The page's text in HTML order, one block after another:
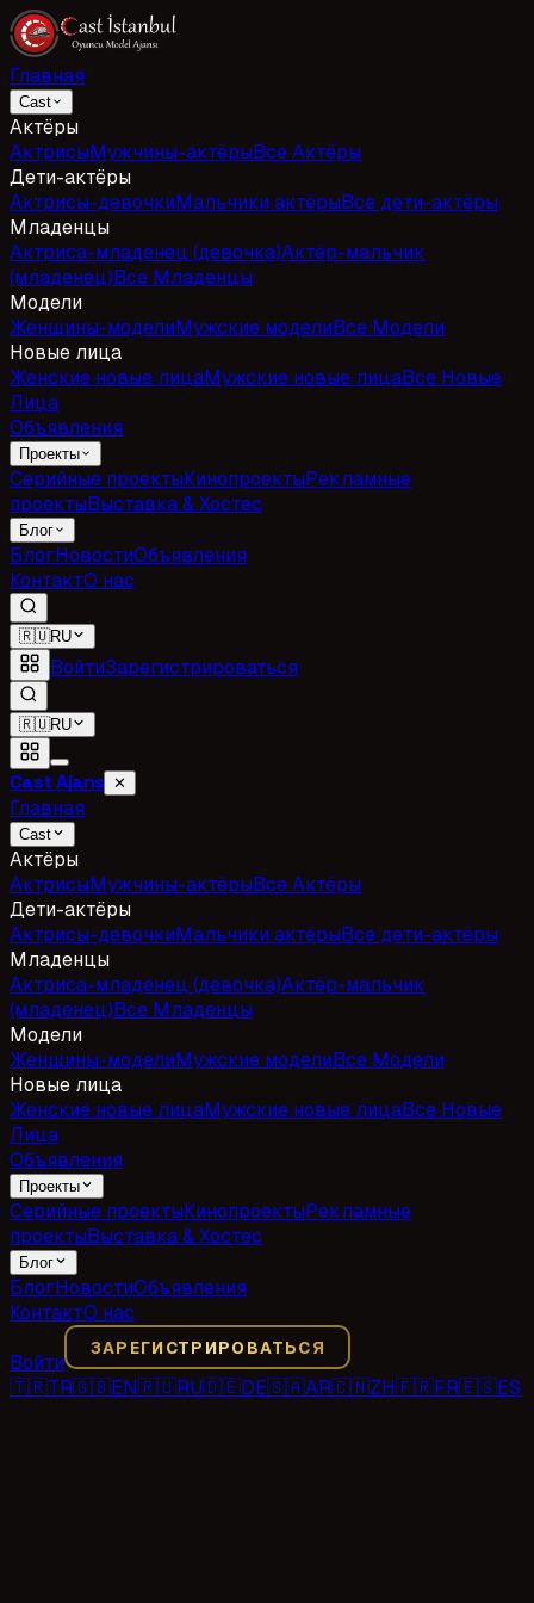
Главная
Cast
Актёры
АктрисыМужчины-актёрыВсе Актёры
Дети-актёры
Актрисы-девочкиМальчики актёрыВсе дети-актёры
Младенцы
Актриса-младенец (девочка)Актёр-мальчик
(младенец)Все Младенцы
Модели
Женщины-моделиМужские моделиВсе Модели
Новые лица
Женские новые лицаМужские новые лицаВсе Новые
Лица
Объявления
Проекты
Серийные проектыКинопроектыРекламные
проектыВыставка & Хостес
Блог
БлогНовостиОбъявления
КонтактО нас
🇷🇺RU
ВойтиЗарегистрироваться
🇷🇺RU
Cast Ajans ✕
Главная
Cast
Актёры
АктрисыМужчины-актёрыВсе Актёры
Дети-актёры
Актрисы-девочкиМальчики актёрыВсе дети-актёры
Младенцы
Актриса-младенец (девочка)Актёр-мальчик
(младенец)Все Младенцы
Модели
Женщины-моделиМужские моделиВсе Модели
Новые лица
Женские новые лицаМужские новые лицаВсе Новые
Лица
Объявления
Проекты
Серийные проектыКинопроектыРекламные
проектыВыставка & Хостес
Блог
БлогНовостиОбъявления
КонтактО нас
Войти
ЗАРЕГИСТРИРОВАТЬСЯ
🇹🇷TR🇬🇧EN🇷🇺RU🇩🇪DE🇸🇦AR🇨🇳ZH🇫🇷FR🇪🇸ES